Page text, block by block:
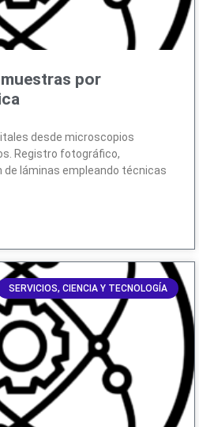
por
desde microscopios
Registro fotográfico,
de láminas empleando técnicas
SERVICIOS, CIENCIA Y TECNOLOGÍA